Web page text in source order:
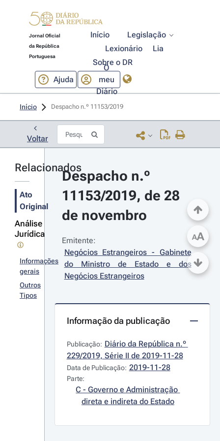
Jornal Oficial
da República
Portuguesa
Início
Legislação
Lexionário
Lia
Sobre o DR
Ajuda
O
meu
Diário
Início Despacho n.º 11153/2019
Voltar
Relacionados
Ato
Original
Análise
Jurídica
Informações
gerais
Outros
Tipos
Despacho n.º
11153/2019, de 28
de novembro
Emitente:
Negócios Estrangeiros - Gabinete
do Ministro de Estado e dos
Negócios Estrangeiros
Informação da publicação
Publicação: Diário da República n.º
229/2019, Série II de 2019-11-28
Data de Publicação: 2019-11-28
Parte:
C - Governo e Administração
direta e indireta do Estado
AA